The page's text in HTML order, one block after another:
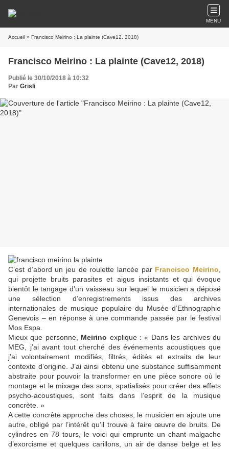
MENU
Accueil » Francisco Meirino : La plainte (Cave12, 2018)
Francisco Meirino : La plainte (Cave12, 2018)
Publié le 30/10/2018 à 10:32
Par Grisli
C’est d’abord un jeu de roulette lancée par Francisco Meirino
qui projette bruits parasites et aigus insistants et qui évoque
bientôt le tangage d’un vaisseau sur lequel le musicien a déposé
une sélection d’enregistrements issus des archives
internationales de musique populaire du Musée d’Ethnographie
Genevois – en réponse à une commande passée par le festival
Mos Espa.
Mieux que personne, Meirino explique : « Dans les archives du
MEG, j’ai avant tout cherché des événements acoustiques que
j’ai volontairement modifiés, filtrés, édités et extraits de leur
contexte d’origine. J’ai ainsi obtenu une substance suffisamment
abstraite pour pouvoir la transformer en une pièce sonore où le
montage et le mixage des sons, spatialisés pour créer des effets
psycho-acoustiques, sont faits dans l’esprit de la musique
concrète. »
A cette concrète approche des choses, le musicien en ajoute une
autre, obligé par l’intérêt qu’il trouve à faire œuvre de bruits. De
cylindres en 78 tours, le voici qui emprunte un chant malgache
d’exorcisme et quelques carillons, un air de danse belge et les